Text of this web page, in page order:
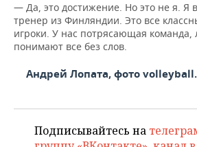
— Да, это достижение. Но это не я. Я
тренер из Финляндии. Это все
игроки. У нас потрясающая команда,
понимают все без слов.
Андрей Лопата, фото
Подписывайтесь на